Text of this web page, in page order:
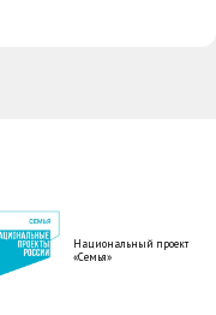
Национальный проект
«Семья»